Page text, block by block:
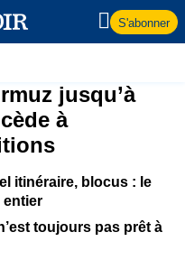
S'abonner
jusqu’à
à
itinéraire, blocus : le
entier
toujours pas prêt à